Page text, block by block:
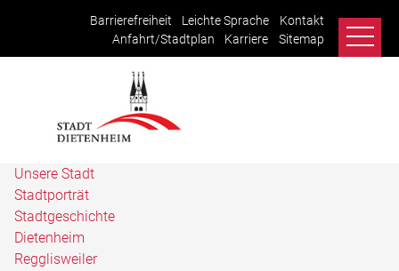
Barrierefreiheit Leichte Sprache
Kontakt
Anfahrt/Stadtplan
Karriere Sitemap
Unsere Stadt
Stadtporträt
Stadtgeschichte
Dietenheim
Regglisweiler